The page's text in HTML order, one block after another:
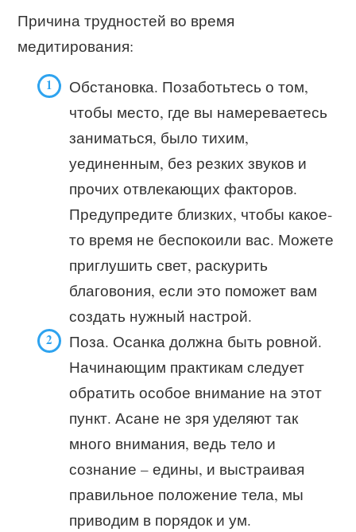
Причина трудностей во время
медитирования:
Обстановка. Позаботьтесь о том,
чтобы место, где вы намереваетесь
заниматься, было тихим,
уединенным, без резких звуков и
прочих отвлекающих факторов.
Предупредите близких, чтобы какое-
то время не беспокоили вас. Можете
приглушить свет, раскурить
благовония, если это поможет вам
создать нужный настрой.
Поза. Осанка должна быть ровной.
Начинающим практикам следует
обратить особое внимание на этот
пункт. Асане не зря уделяют так
много внимания, ведь тело и
сознание – едины, и выстраивая
правильное положение тела, мы
приводим в порядок и ум.